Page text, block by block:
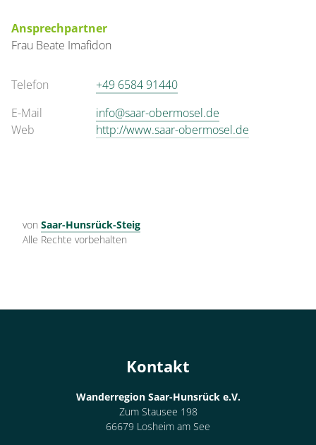
Ansprechpartner
Frau Beate Imafidon
Telefon
+49 6584 91440
E-Mail
info@saar-obermosel.de
Web
http://www.saar-obermosel.de
von Saar-Hunsrück-Steig
Alle Rechte vorbehalten
Kontakt
Wanderregion Saar-Hunsrück e.V.
Zum Stausee 198
66679 Losheim am See